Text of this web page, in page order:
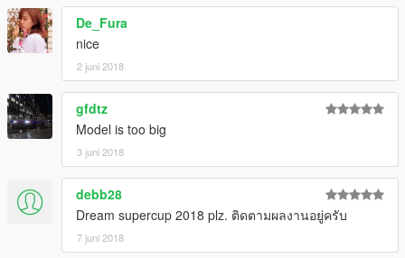
De_Fura
nice
2 juni 2018
gfdtz
Model is too big
3 juni 2018
debb28
Dream supercup 2018 plz. ติดตามผลงานอยู่ครับ
7 juni 2018